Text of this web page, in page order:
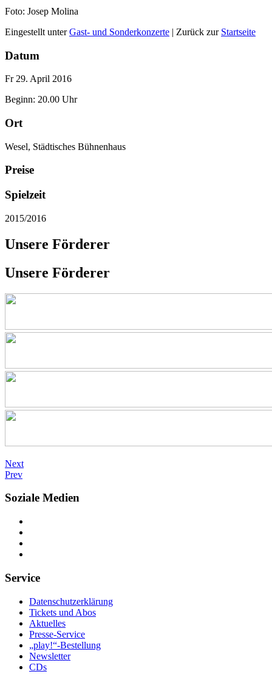
Foto: Josep Molina
Eingestellt unterGast- und Sonderkonzerte | Zurück zur Startseite
Datum
Fr 29. April 2016
Beginn: 20.00 Uhr
Ort
Wesel, Städtisches Bühnenhaus
Preise
Spielzeit
2015/2016
Unsere Förderer
Unsere Förderer
Next
Prev
Soziale Medien
Service
Datenschutzerklärung
Tickets und Abos
Aktuelles
Presse-Service
„play!“-Bestellung
Newsletter
CDs